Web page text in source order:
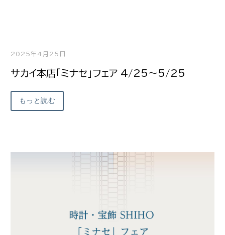
2025年4月25日
サカイ本店「ミナセ」フェア 4/25～5/25
もっと読む